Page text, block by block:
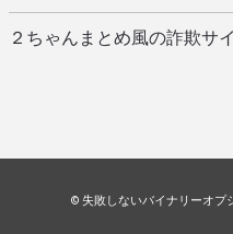
２ちゃんまとめ風の詐欺サ
© 失敗しないバイナリーオプ